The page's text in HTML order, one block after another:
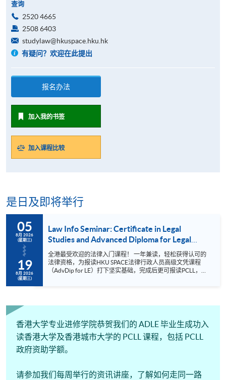
查询
2520 4665
2508 6403
studylaw@hkuspace.hku.hk
有疑问？欢迎在此提出
报名办法
加入我的书签
加入课程比较
是日及即将举行
05
8月 2026
(星期三)
19
8月 2026
(星期三)
Law Info Seminar: Certificate in Legal
Studies and Advanced Diploma for Legal
Executives (Graduate Level)
全港最受欢迎的法律入门课程！ 一年兼读，轻松获得认可的
法律资格，为报读HKU SPACE法律行政人员高级文凭课程
（AdvDip for LE）打下坚实基础，完成后更可报读PCLL，迈
是全香港最受欢迎的法律入门课程 ? 因为您只需要用一年兼
读的时间，就可以获得公认的法律资格。凭此资格，您可以
报读Advanced D...
香港大学专业进修学院恭贺我们的 ADLE 毕业生成功入
读香港大学及香港城市大学的 PCLL 课程，包括 PCLL
政府资助学额。
请参加我们每周举行的资讯讲座，了解如何走同一路